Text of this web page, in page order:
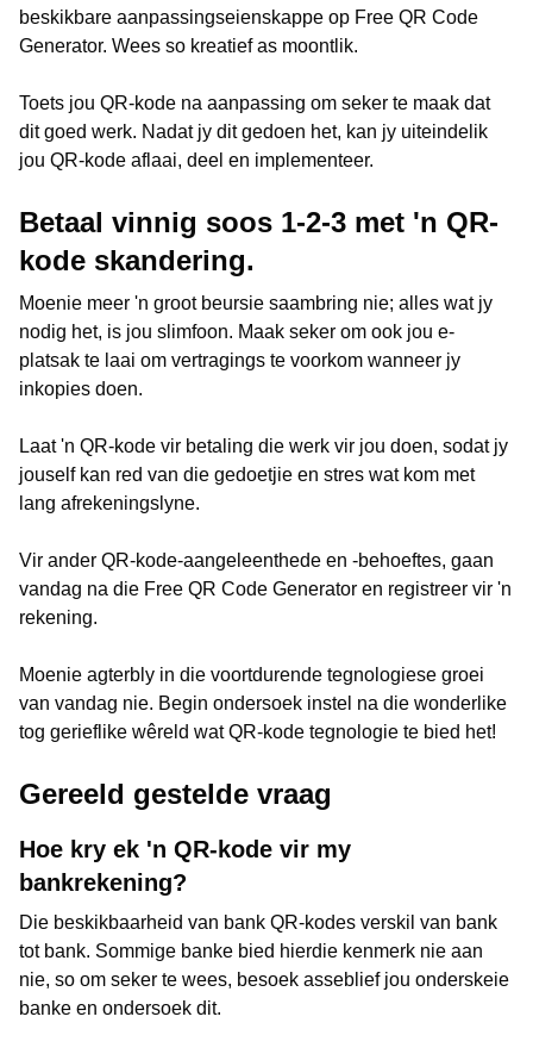
beskikbare aanpassingseienskappe op Free QR Code
Generator. Wees so kreatief as moontlik.
Toets jou QR-kode na aanpassing om seker te maak dat
dit goed werk. Nadat jy dit gedoen het, kan jy uiteindelik
jou QR-kode aflaai, deel en implementeer.
Betaal vinnig soos 1-2-3 met 'n QR-
kode skandering.
Moenie meer 'n groot beursie saambring nie; alles wat jy
nodig het, is jou slimfoon. Maak seker om ook jou e-
platsak te laai om vertragings te voorkom wanneer jy
inkopies doen.
Laat 'n QR-kode vir betaling die werk vir jou doen, sodat jy
jouself kan red van die gedoetjie en stres wat kom met
lang afrekeningslyne.
Vir ander QR-kode-aangeleenthede en -behoeftes, gaan
vandag na die Free QR Code Generator en registreer vir 'n
rekening.
Moenie agterbly in die voortdurende tegnologiese groei
van vandag nie. Begin ondersoek instel na die wonderlike
tog gerieflike wêreld wat QR-kode tegnologie te bied het!
Gereeld gestelde vraag
Hoe kry ek 'n QR-kode vir my
bankrekening?
Die beskikbaarheid van bank QR-kodes verskil van bank
tot bank. Sommige banke bied hierdie kenmerk nie aan
nie, so om seker te wees, besoek asseblief jou onderskeie
banke en ondersoek dit.